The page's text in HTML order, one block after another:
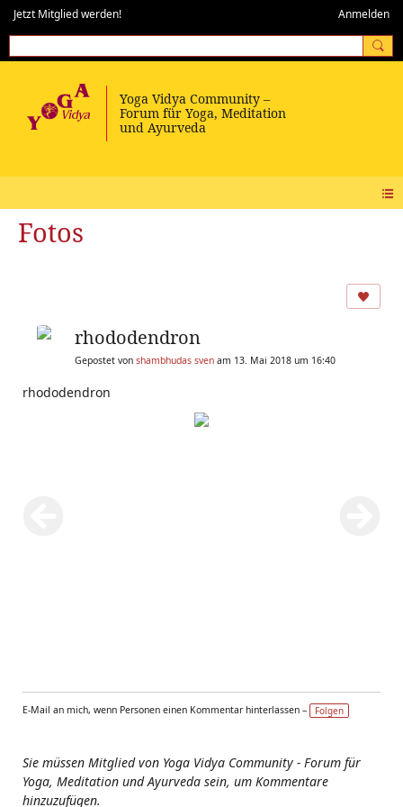
Jetzt Mitglied werden! Anmelden
Fotos
rhododendron
Gepostet von shambhudas sven am 13. Mai 2018 um 16:40
rhododendron
E-Mail an mich, wenn Personen einen Kommentar hinterlassen – Folgen
Sie müssen Mitglied von Yoga Vidya Community - Forum für
Yoga, Meditation und Ayurveda sein, um Kommentare
hinzuzufügen.